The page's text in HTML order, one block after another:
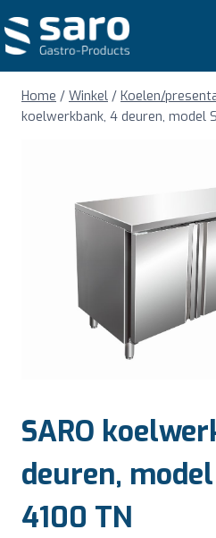
naar
inhoud
Home / Winkel / Koelen/
koelwerkbank, 4 deuren, model
SARO
deuren, model
4100 TN